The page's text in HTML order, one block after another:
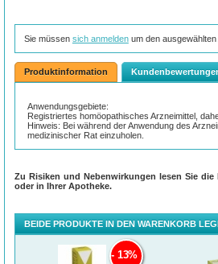
Sie müssen sich anmeldenum den ausgewählten
Produktinformation
Anwendungsgebiete:
Registriertes homöopathisches Arzneimittel,
Hinweis: Bei während der Anwendung des
medizinischer Rat einzuholen.
Zu Risiken und Nebenwirkungen lesen Sie
oder in Ihrer Apotheke.
BEIDE PRODUKTE IN DEN WARENKORB
13%